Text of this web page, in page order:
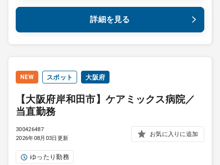
詳細を見る
NEW スポット 大阪府
【大阪府岸和田市】ケアミックス病院／
当直勤務
300426487
2026年08月03日更新
お気に入りに追加
ゆったり勤務